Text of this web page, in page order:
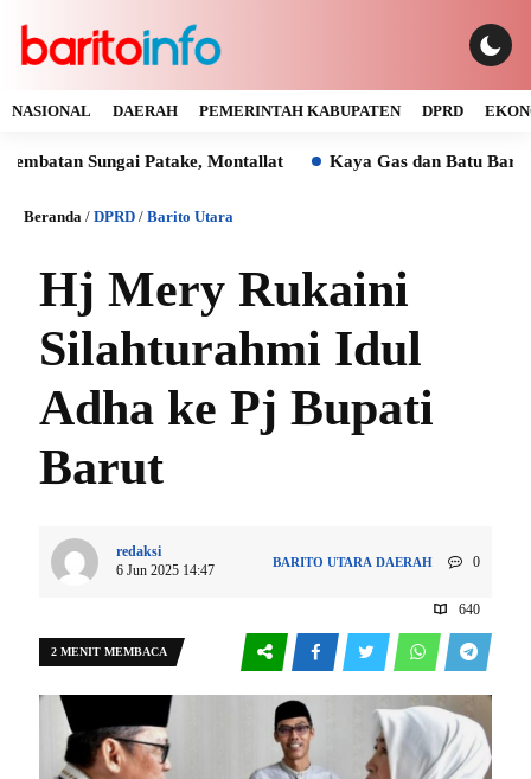
NASIONAL DAERAH PEMERINTAH KABUPATEN DPRD
Sungai Patake, Montallat Kaya Gas dan Batu Bara
Beranda / DPRD / Barito Utara
Hj Mery Rukaini
Silahturahmi Idul
Adha ke Pj Bupati
Barut
redaksi
6 Jun 2025 14:47
BARITO UTARA DAERAH 0
640
2 MENIT MEMBACA